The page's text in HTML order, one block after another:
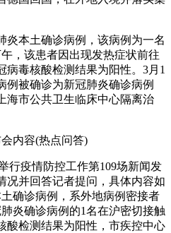
炎本土确诊病例，该病例为一名
，该患者因出现发热症状前往
病毒核酸检测结果为阳性。3月1
例被确诊为新冠肺炎确诊病例
海市公共卫生临床中心隔离治
内容(热点问答)
行疫情防控工作第109场新闻发
况并回答记者提问，具体内容如
确诊病例，系外地病例密接者
炎确诊病例的1名在沪密切接触
酸检测结果为阳性，市疾控中心